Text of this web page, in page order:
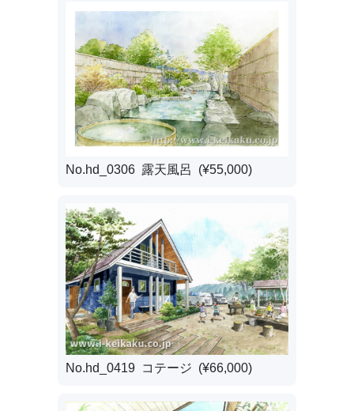
No.hd_0306 露天風呂 (¥55,000)
No.hd_0419 コテージ (¥66,000)